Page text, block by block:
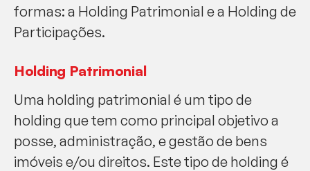
formas: a Holding Patrimonial e a Holding de
Participações.
Holding Patrimonial
Uma holding patrimonial é um tipo de
holding que tem como principal objetivo a
posse, administração, e gestão de bens
imóveis e/ou direitos. Este tipo de holding é